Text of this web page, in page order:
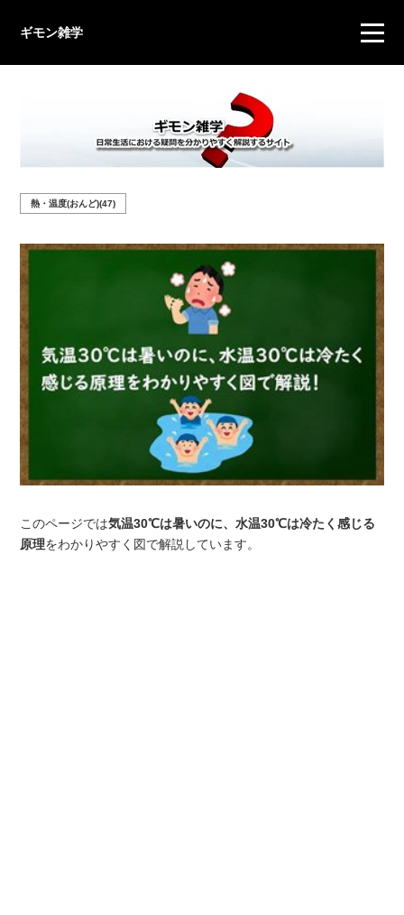
ギモン雑学
熱・温度(おんど)(47)
このページでは気温30℃は暑いのに、水温30℃は冷たく感じる
原理をわかりやすく図で解説しています。